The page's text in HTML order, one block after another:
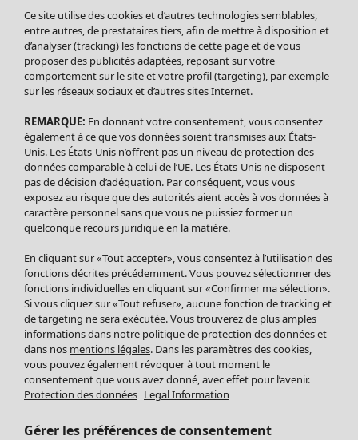
Soldes Vêtements
Tous les vêtements
Robes
Tuniques
Blouses
Tops
Gilets
Pantalon
Jupes
Leggings et collants
Accessoires
Chaussures
Vêtements de bain
Basics
Soldes Mobilier
Bonnes affaires déco
Décoration
Textiles
Tapis
Éponge
Ce site utilise des cookies et d’autres technologies semblables,
entre autres, de prestataires tiers, afin de mettre à disposition et
d’analyser (tracking) les fonctions de cette page et de vous
proposer des publicités adaptées, reposant sur votre
comportement sur le site et votre profil (targeting), par exemple
sur les réseaux sociaux et d’autres sites Internet.
REMARQUE: En donnant votre consentement, vous consentez
également à ce que vos données soient transmises aux États-
Unis. Les États-Unis n’offrent pas un niveau de protection des
données comparable à celui de l’UE. Les États-Unis ne disposent
pas de décision d’adéquation. Par conséquent, vous vous
exposez au risque que des autorités aient accès à vos données à
caractère personnel sans que vous ne puissiez former un
quelconque recours juridique en la matière.
En cliquant sur «Tout accepter», vous consentez à l’utilisation des
fonctions décrites précédemment. Vous pouvez sélectionner des
fonctions individuelles en cliquant sur «Confirmer ma sélection».
Si vous cliquez sur «Tout refuser», aucune fonction de tracking et
de targeting ne sera exécutée. Vous trouverez de plus amples
informations dans notre politique de protection des données et
dans nos mentions légales. Dans les paramètres des cookies,
vous pouvez également révoquer à tout moment le
consentement que vous avez donné, avec effet pour l’avenir.
Protection des données Legal Information
Gérer les préférences de consentement